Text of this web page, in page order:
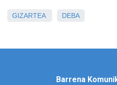
GIZARTEA DEBA
Barrena